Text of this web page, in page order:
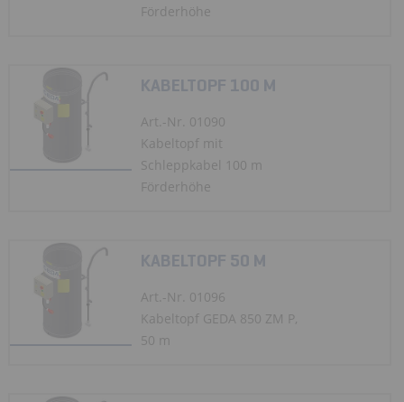
Förderhöhe
KABELTOPF 100 M
Art.-Nr. 01090
Kabeltopf mit
Schleppkabel 100 m
Förderhöhe
KABELTOPF 50 M
Art.-Nr. 01096
Kabeltopf GEDA 850 ZM P,
50 m